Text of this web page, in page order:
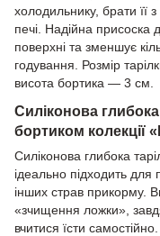
холодильнику, брати її
печі. Надійна присоска
поверхні та зменшує
годування. Розмір
висота бортика — 3 см.
Силіконова
бортиком колекції
Силіконова глибока
ідеально підходить
інших страв прикорму.
«зчищення ложки»,
вчитися їсти